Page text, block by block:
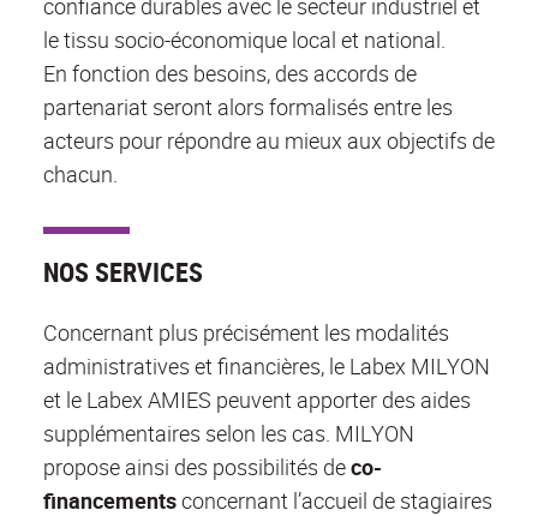
confiance durables avec le secteur industriel et
le tissu socio-économique local et national.
En fonction des besoins, des accords de
partenariat seront alors formalisés entre les
acteurs pour répondre au mieux aux objectifs de
chacun.
NOS SERVICES
Concernant plus précisément les modalités
administratives et financières, le Labex MILYON
et le Labex AMIES peuvent apporter des aides
supplémentaires selon les cas. MILYON
propose ainsi des possibilités deco-
financementsconcernant l’accueil de stagiaires